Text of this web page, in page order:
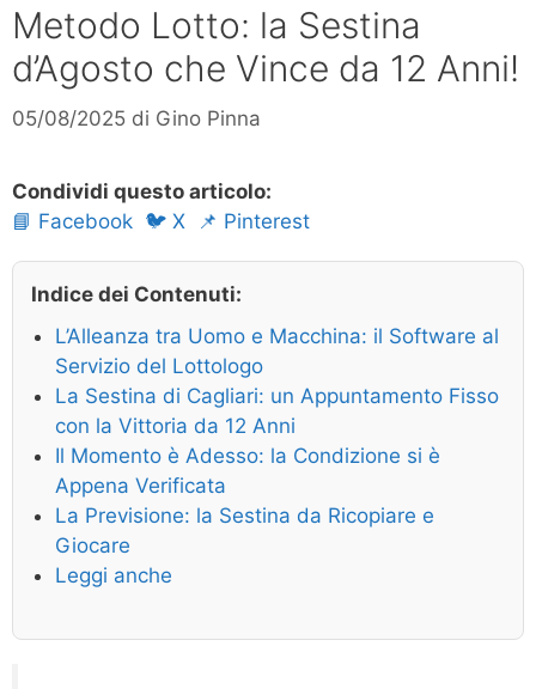
Metodo Lotto: la Sestina
d’Agosto che Vince da 12 Anni!
05/08/2025 di Gino Pinna
Condividi questo articolo:
📘 Facebook 🐦 X 📌 Pinterest
Indice dei Contenuti:
L’Alleanza tra Uomo e Macchina: il Software al
Servizio del Lottologo
La Sestina di Cagliari: un Appuntamento Fisso
con la Vittoria da 12 Anni
Il Momento è Adesso: la Condizione si è
Appena Verificata
La Previsione: la Sestina da Ricopiare e
Giocare
Leggi anche